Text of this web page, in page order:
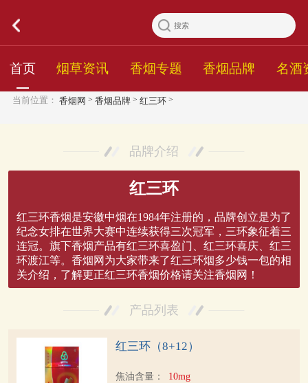
首页 烟草资讯 香烟专题 香烟品牌 名酒
当前位置： 香烟网 > 香烟品牌 > 红三环>
品牌介绍
红三环
红三环香烟是安徽中烟在1984年注册的，品牌创立是为了
纪念女排在世界大赛中连续获得三次冠军，三环象征着三
连冠。旗下香烟产品有红三环喜盈门、红三环喜庆、红三
环渡江等。香烟网为大家带来了红三环烟多少钱一包的相
关介绍，了解更正红三环香烟价格请关注香烟网！
产品列表
红三环（8+12）
焦油含量： 10mg